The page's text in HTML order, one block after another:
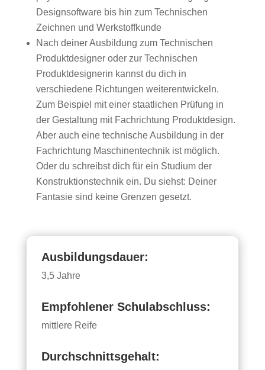
Designsoftware bis hin zum Technischen
Zeichnen und Werkstoffkunde
Nach deiner Ausbildung zum Technischen
Produktdesigner oder zur Technischen
Produktdesignerin kannst du dich in
verschiedene Richtungen weiterentwickeln.
Zum Beispiel mit einer staatlichen Prüfung in
der Gestaltung mit Fachrichtung Produktdesign.
Aber auch eine technische Ausbildung in der
Fachrichtung Maschinentechnik ist möglich.
Oder du schreibst dich für ein Studium der
Konstruktionstechnik ein. Du siehst: Deiner
Fantasie sind keine Grenzen gesetzt.
Ausbildungsdauer:
3,5 Jahre
Empfohlener Schulabschluss:
mittlere Reife
Durchschnittsgehalt: